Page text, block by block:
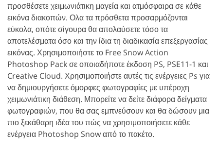
προσθέσετε χειμωνιάτικη μαγεία και ατμόσφαιρα σε κάθε
εικόνα διακοπών. Ολα τα πρόσθετα προσαρμόζονται
εύκολα, οπότε σίγουρα θα απολαύσετε τόσο τα
αποτελέσματα όσο και την ίδια τη διαδικασία επεξεργασίας
εικόνας. Χρησιμοποιήστε το Free Snow Action
Photoshop Pack σε οποιαδήποτε έκδοση PS, PSE11-1 και
Creative Cloud. Χρησιμοποιήστε αυτές τις ενέργειες Ps για
να δημιουργήσετε όμορφες φωτογραφίες με υπέροχη
χειμωνιάτικη διάθεση. Μπορείτε να δείτε διάφορα δείγματα
φωτογραφιών, που θα σας εμπνεύσουν και θα δώσουν μια
πιο ξεκάθαρη ιδέα του πώς να χρησιμοποιήσετε κάθε
ενέργεια Photoshop Snow από το πακέτο.